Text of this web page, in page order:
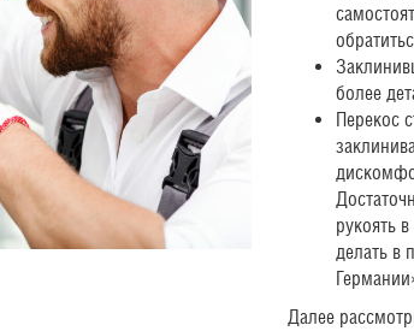
более
Перекос
рукоять
делать в
Далее